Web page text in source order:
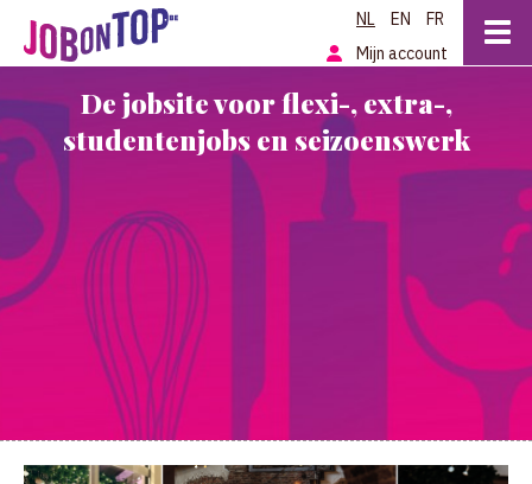
NL EN
FR
Mijn account
De jobsite voor flexi-, extra-,
studentenjobs en seizoenswerk